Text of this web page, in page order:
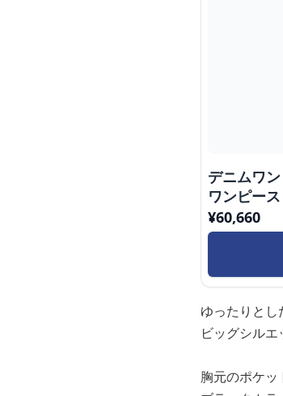
デニムワ
ワンピース
¥60,660
ゆったりとし
ビッグシル
胸元のポケッ